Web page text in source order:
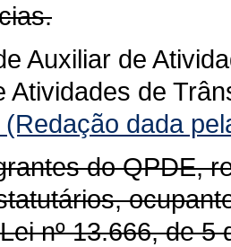
Auxiliar de
Atividades de
(Redação dada
do QPDE,
nº 13.666, de